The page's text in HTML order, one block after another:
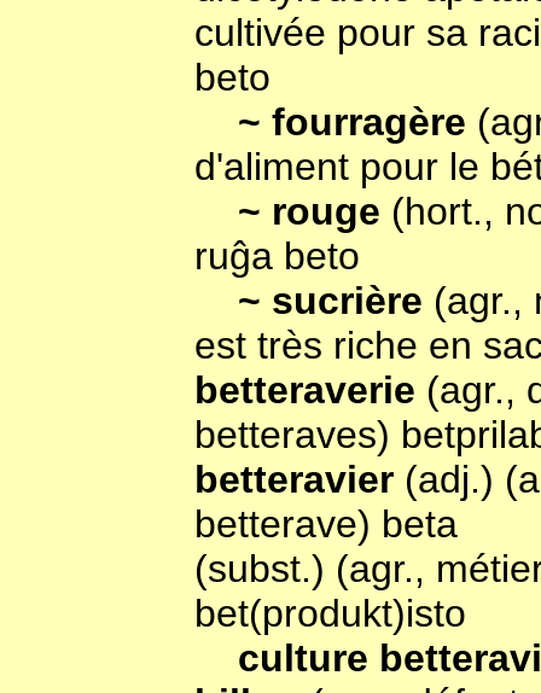
cultivée pour sa
beto
~ fourragère
d'aliment pour le
~ rouge (hort.,
ruĝa beto
~ sucrière (agr.,
est très riche en
betteraverie (agr.,
betteraves)
betteravier (adj.)
betterave) beta
(subst.) (agr.,
bet(produkt)isto
culture